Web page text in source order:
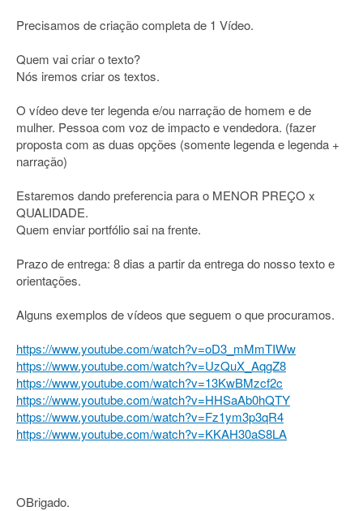
Precisamos de criação completa de 1 Vídeo.
Quem vai criar o texto?
Nós iremos criar os textos.
O vídeo deve ter legenda e/ou narração de homem e de
mulher. Pessoa com voz de impacto e vendedora. (fazer
proposta com as duas opções (somente legenda e legenda +
narração)
Estaremos dando preferencia para o MENOR PREÇO x
QUALIDADE.
Quem enviar portfólio sai na frente.
Prazo de entrega: 8 dias a partir da entrega do nosso texto e
orientações.
Alguns exemplos de vídeos que seguem o que procuramos.
https://www.youtube.com/watch?v=oD3_mMmTIWw
https://www.youtube.com/watch?v=UzQuX_AqgZ8
https://www.youtube.com/watch?v=13KwBMzcf2c
https://www.youtube.com/watch?v=HHSaAb0hQTY
https://www.youtube.com/watch?v=Fz1ym3p3qR4
https://www.youtube.com/watch?v=KKAH30aS8LA
OBrigado.